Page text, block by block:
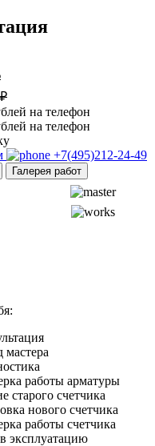
на телефон
на телефон
+7(495)212-24-49
Галерея работ
мастера
работы арматуры
старого счетчика
нового счетчика
работы счетчика
эксплуатацию